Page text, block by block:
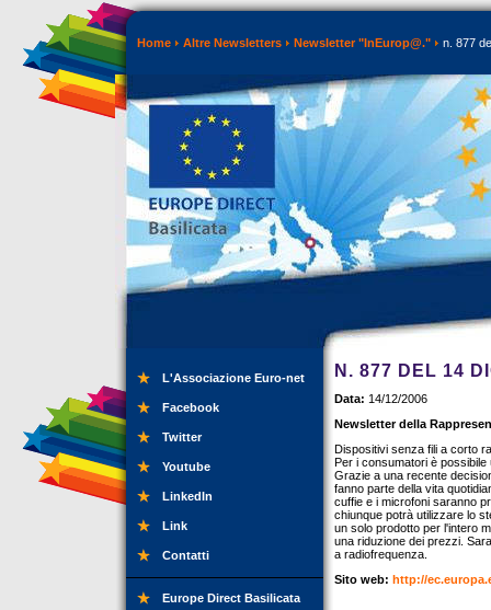
Home Altre Newsletters Newsletter "InEurop@." n. 877
L'Associazione Euro-net
Facebook
Twitter
Youtube
LinkedIn
Link
Contatti
Europe Direct Basilicata
N. 877 DEL 14
Data: 14/12/2006
Newsletter della
Dispositivi senza fili a corto
Per i consumatori è
Grazie a una recente
fanno parte della vita
cuffie e i microfoni saranno
chiunque potrà utilizzare lo
un solo prodotto per l'intero
una riduzione dei prezzi.
a radiofrequenza.
Sito web: http://